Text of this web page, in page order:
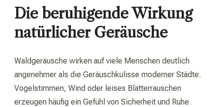
Die beruhigende Wirkung
natürlicher Geräusche
Waldgeräusche wirken auf viele Menschen deutlich
angenehmer als die Geräuschkulisse moderner Städte.
Vogelstimmen, Wind oder leises Blätterrauschen
erzeugen häufig ein Gefühl von Sicherheit und Ruhe.